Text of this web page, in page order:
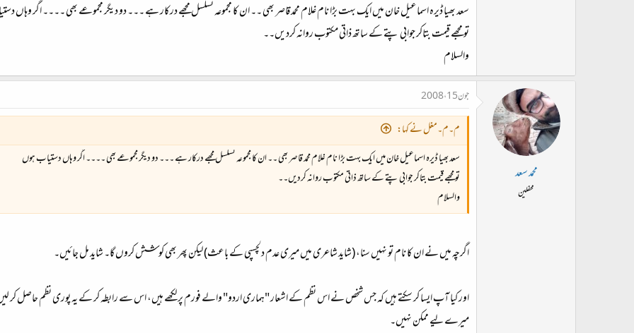
سعد بھیا ڈیرہ اسماعیل خان میں ایک بہت بڑا نام غلام محمد قاصر بھی ۔۔ ان کا مجموعہ تسلسل مجھے درکار ہے ۔۔۔ دو دیگر مجموعے بھی ۔۔۔۔ اگر وہاں
تو مجھے قیمت بتاکر جوابی پتے کے ساتھ ذاتی مکتوب روانہ کردیں۔۔
والسلام
محمد سعد
محفلین
جون 15، 2008
م۔م۔مغل نے کہا:
سعد بھیا ڈیرہ اسماعیل خان میں ایک بہت بڑا نام غلام محمد قاصر بھی ۔۔ ان کا مجموعہ تسلسل مجھے درکار ہے ۔۔۔ دو دیگر مجموعے بھی ۔۔۔۔ اگر وہاں دستیاب ہوں
تو مجھے قیمت بتاکر جوابی پتے کے ساتھ ذاتی مکتوب روانہ کردیں۔۔
والسلام
اگرچہ میں نے ان کا نام تو نہیں سنا، (شاید شاعری میں میری عدم دلچسپی کے باعث) لیکن پھر بھی کوشش کروں گا۔ شاید مل جائیں۔
اور کیا آپ ایسا کر سکتے ہیں کہ جس شخص نے اس نظم کے اشعار "ہماری اردو" والے فورم پر لکھے ہیں، اس سے رابطہ کر کے یہ پوری نظم حاصل کر
میرے لیے ممکن نہیں۔